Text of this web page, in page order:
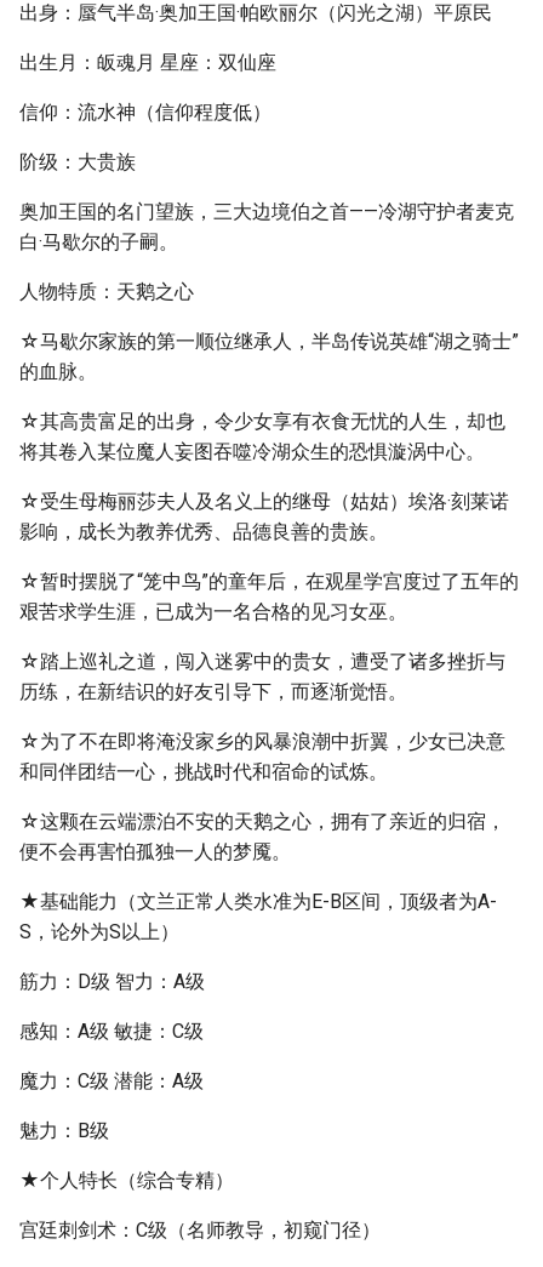
出身：蜃气半岛·奥加王国·帕欧丽尔（闪光之湖）平原民
出生月：皈魂月 星座：双仙座
信仰：流水神（信仰程度低）
阶级：大贵族
奥加王国的名门望族，三大边境伯之首——冷湖守护者麦克
白·马歇尔的子嗣。
人物特质：天鹅之心
☆马歇尔家族的第一顺位继承人，半岛传说英雄“湖之骑士”
的血脉。
☆其高贵富足的出身，令少女享有衣食无忧的人生，却也
将其卷入某位魔人妄图吞噬冷湖众生的恐惧漩涡中心。
☆受生母梅丽莎夫人及名义上的继母（姑姑）埃洛·刻莱诺
影响，成长为教养优秀、品德良善的贵族。
☆暂时摆脱了“笼中鸟”的童年后，在观星学宫度过了五年的
艰苦求学生涯，已成为一名合格的见习女巫。
☆踏上巡礼之道，闯入迷雾中的贵女，遭受了诸多挫折与
历练，在新结识的好友引导下，而逐渐觉悟。
☆为了不在即将淹没家乡的风暴浪潮中折翼，少女已决意
和同伴团结一心，挑战时代和宿命的试炼。
☆这颗在云端漂泊不安的天鹅之心，拥有了亲近的归宿，
便不会再害怕孤独一人的梦魇。
★基础能力（文兰正常人类水准为E-B区间，顶级者为A-
S，论外为S以上）
筋力：D级 智力：A级
感知：A级 敏捷：C级
魔力：C级 潜能：A级
魅力：B级
★个人特长（综合专精）
宫廷刺剑术：C级（名师教导，初窥门径）